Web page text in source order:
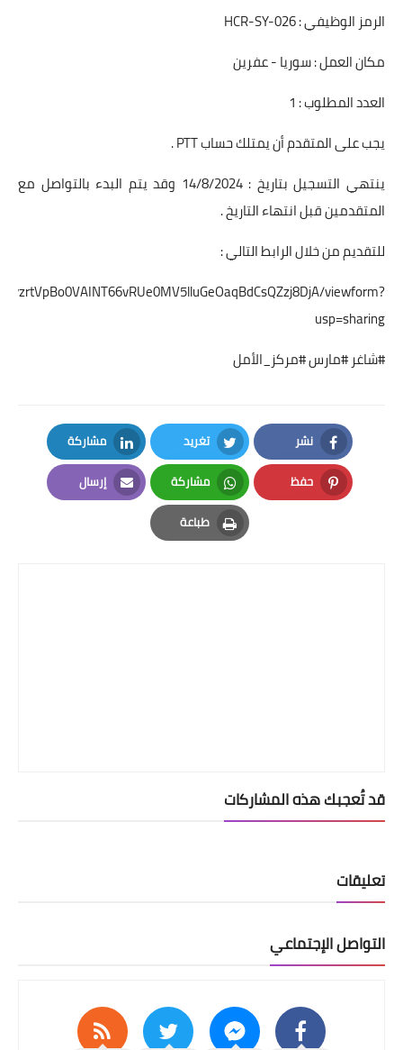
الرمز الوظيفي : HCR-SY-026
مكان العمل : سوريا - عفرين
العدد المطلوب : 1
يجب على المتقدم أن يمتلك حساب PTT .
ينتهي التسجيل بتاريخ : 14/8/2024 وقد يتم البدء بالتواصل مع
المتقدمين قبل انتهاء التاريخ .
للتقديم من خلال الرابط التالي :
viewform?
usp=sharing
#شاغر #مارس #مركز_الأمل
نشر
Facebook
تغريد
Twitter
مشاركة
LinkedIn
حفظ
Pinterest
مشاركة
Whatsapp
إرسال
Email
طباعة
Print
قد تُعجبك هذه المشاركات
تعليقات
التواصل الإجتماعي